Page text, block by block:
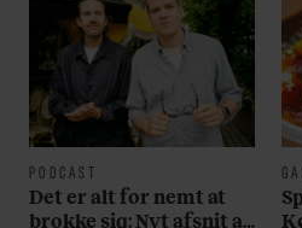
PODCAST
Det er alt for nemt at
brokke sig: Nyt afsnit af